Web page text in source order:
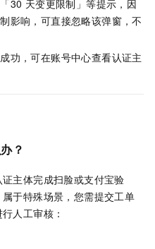
30 天变更限制」等提示，因
影响，可直接忽略该弹窗，不
功，可在账号中心查看认证主
？
主体完成扫脸或支付宝验
于特殊场景，您需提交工单
人工审核：